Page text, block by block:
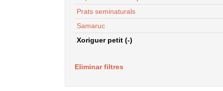
Prats seminaturals
Samaruc
Xoriguer petit (-)
Eliminar filtres